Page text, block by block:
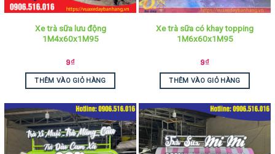
Xe trà sữa lưu động
1M4x60x1M95
9₫
THÊM VÀO GIỎ HÀNG
Xe trà sữa có khay topping
1M6x60x1M95
9₫
THÊM VÀO GIỎ HÀNG